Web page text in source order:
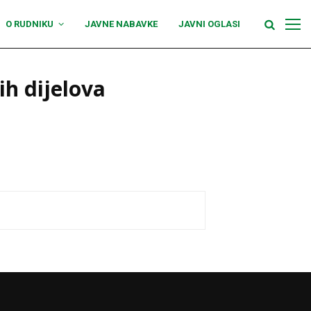
O RUDNIKU JAVNE NABAVKE JAVNI OGLASI
dijelova